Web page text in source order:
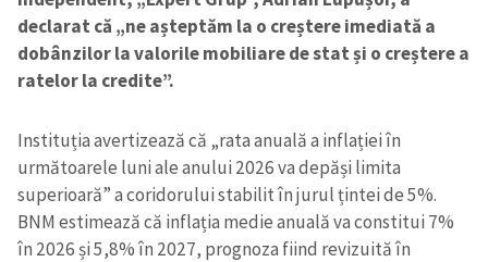
declarat că „ne așteptăm la o creștere imediată a
dobânzilor la valorile mobiliare de stat și o creștere a
ratelor la credite”.
Instituția avertizează că „rata anuală a inflației în
următoarele luni ale anului 2026 va depăși limita
superioară” a coridorului stabilit în jurul țintei de 5%.
BNM estimează că inflația medie anuală va constitui 7%
în 2026 și 5,8% în 2027, prognoza fiind revizuită în